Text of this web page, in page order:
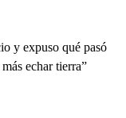
y expuso qué pasó
echar tierra”